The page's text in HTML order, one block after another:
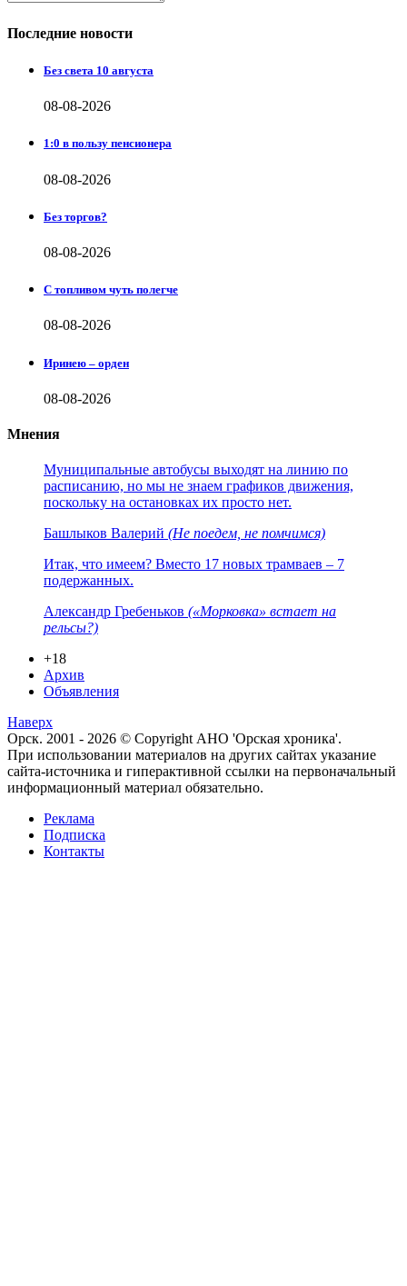
Последние новости
Без света 10 августа
08-08-2026
1:0 в пользу пенсионера
08-08-2026
Без торгов?
08-08-2026
С топливом чуть полегче
08-08-2026
Иринею – орден
08-08-2026
Мнения
Муниципальные автобусы выходят на линию по
расписанию, но мы не знаем графиков движения,
поскольку на остановках их просто нет.
Башлыков Валерий (Не поедем, не помчимся)
Итак, что имеем? Вместо 17 новых трамваев – 7
подержанных.
Александр Гребеньков («Морковка» встает на
рельсы?)
+18
Архив
Объявления
Наверх
Орск. 2001 - 2026 © Copyright АНО 'Орская хроника'.
При использовании материалов на других сайтах указание
сайта-источника и гиперактивной ссылки на первоначальный
информационный материал обязательно.
Реклама
Подписка
Контакты